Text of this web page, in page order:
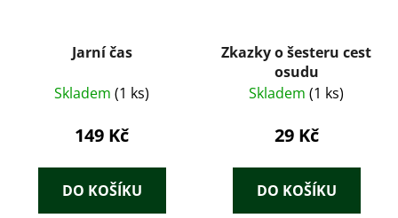
Jarní čas
Skladem (1 ks)
149 Kč
DO KOŠÍKU
Zkazky o šesteru cest
osudu
Skladem (1 ks)
29 Kč
DO KOŠÍKU